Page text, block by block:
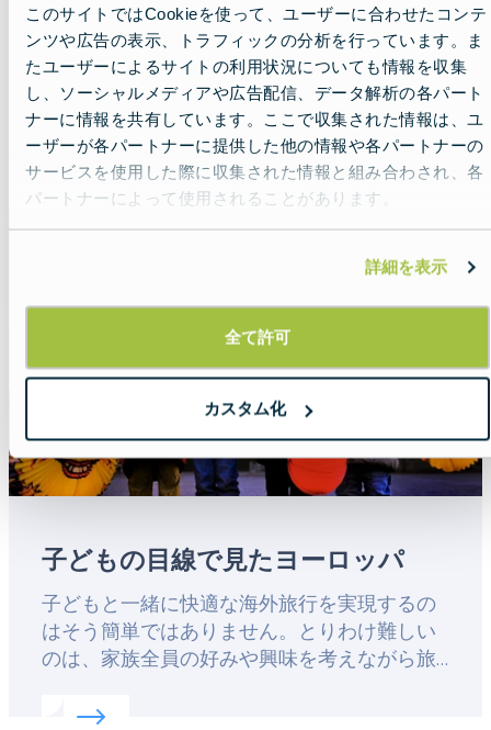
このサイトではCookieを使って、ユーザーに合わせたコンテ
ンツや広告の表示、トラフィックの分析を行っています。ま
たユーザーによるサイトの利用状況についても情報を収集
し、ソーシャルメディアや広告配信、データ解析の各パート
ナーに情報を共有しています。ここで収集された情報は、ユ
ーザーが各パートナーに提供した他の情報や各パートナーの
サービスを使用した際に収集された情報と組み合わされ、各
パートナーによって使用されることがあります。
詳細を表示
全て許可
カスタム化
ヨーロッパ - 千の異なる物語
Lead
ヨーロッパには、想像しうるすべてのテーマ
の、魅力的な博物館の宝庫です。 北のヴァイ
キング、クロアチアの壊れてしまった人間関
係の博物館から、ブラショブの吸血鬼まで。
ここではヨーロッパの独特な、そしてちょっ
と変わった博物館を覗いてみましょう。
Read more about:ヨーロッパ - 千の異なる物語
Featured
子どもの目線で見たヨーロッパ
Lead
子どもと一緒に快適な海外旅行を実現するの
はそう簡単ではありません。とりわけ難しい
のは、家族全員の好みや興味を考えながら旅
物館を訪ねたり、ワイン・テイスティングを
Read more about: